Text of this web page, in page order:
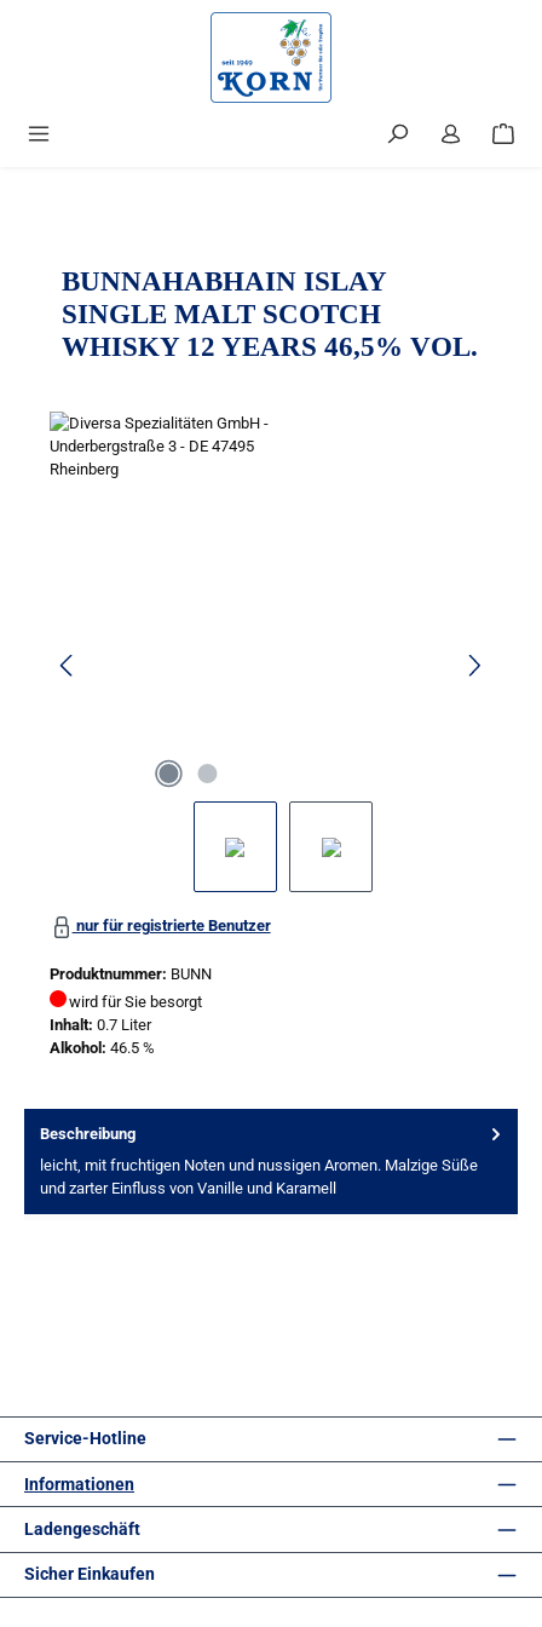
BUNNAHABHAIN ISLAY
SINGLE MALT SCOTCH
WHISKY 12 YEARS 46,5% VOL.
nur für registrierte Benutzer
Produktnummer: BUNN
wird für Sie besorgt
Inhalt: 0.7 Liter
Alkohol: 46.5 %
Beschreibung
leicht, mit fruchtigen Noten und nussigen Aromen. Malzige Süße
und zarter Einfluss von Vanille und Karamell
Service-Hotline
Informationen
Ladengeschäft
Sicher Einkaufen